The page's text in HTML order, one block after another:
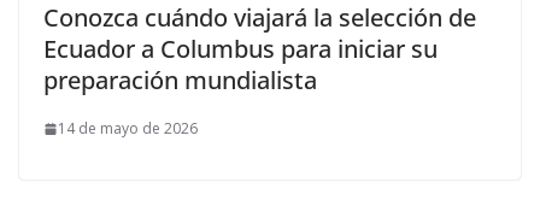
Conozca cuándo viajará la selección de
Ecuador a Columbus para iniciar su
preparación mundialista
14 de mayo de 2026